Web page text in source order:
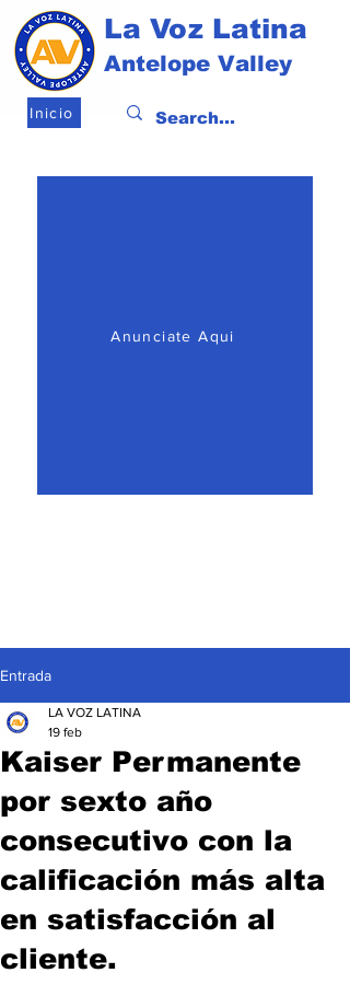
Inicio
La Voz Latina
Antelope Valley
Anunciate Aqui
Entrada
Kaiser Permanente
por sexto año
consecutivo con la
calificación más alta
en satisfacción al
cliente.
LA VOZ LATINA
19 feb